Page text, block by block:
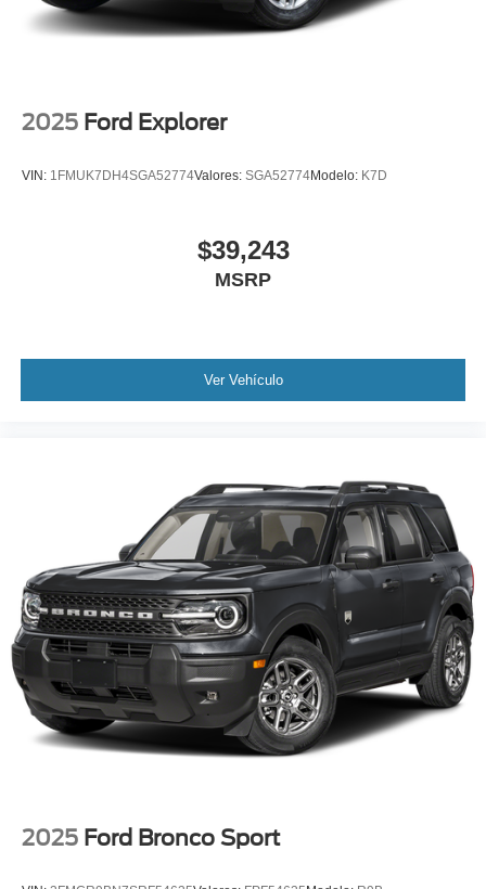
2025 Ford Explorer
VIN: 1FMUK7DH4SGA52774Valores: SGA52774Modelo: K7D
$39,243
MSRP
Ver Vehículo
2025 Ford Bronco Sport